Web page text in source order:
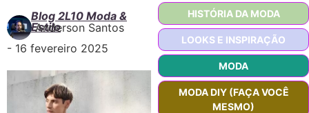
Blog 2L10 Moda &
Estilo
Anderson Santos
- 16 fevereiro 2025
HISTÓRIA DA MODA
LOOKS E INSPIRAÇÃO
MODA
MODA DIY (FAÇA VOCÊ
MESMO)